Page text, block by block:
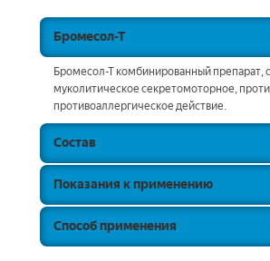
Бромесол-Т
Бромесол-Т комбинированный препарат,
муколитическое секретомоторное,
противоаллергическое действие.
Состав
Показания к применению
Способ применения